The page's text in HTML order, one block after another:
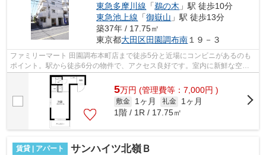
東急多摩川線 「鵜の木 」駅 徒歩10分
東急池上線 「御嶽山 」駅 徒歩13分
築37年 / 17.75㎡
東京都大田区田園調布南 １９－３
ファミリーマート 田園調布本町店まで徒歩5分と近場にコンビニがあるのも
ポイント。駅から徒歩6分の物件で、アクセス良好です。室内に新鮮な空気
を取り入れやすい風通しが良好な物件で...
5万円 (管理費等：7,000円 )
敷金 1ヶ月 礼金
1ヶ月
1階 / 1R / 17.75㎡
賃貸 | アパート サンハイツ北嶺Ｂ